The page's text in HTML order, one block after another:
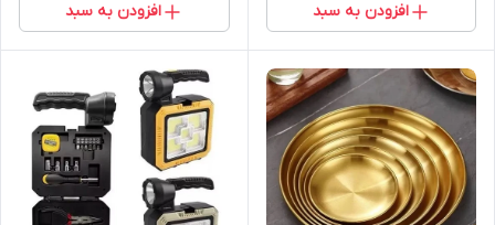
افزودن به سبد افزودن به سبد